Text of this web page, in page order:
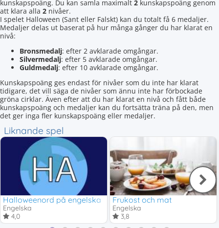
kunskapspoäng. Du kan samla maximalt 2 kunskapspoäng genom
att klara alla 2 nivåer.
I spelet Halloween (Sant eller Falskt) kan du totalt få 6 medaljer.
Medaljer delas ut baserat på hur många gånger du har klarat en
nivå:
Bronsmedalj: efter 2 avklarade omgångar.
Silvermedalj: efter 5 avklarade omgångar.
Guldmedalj: efter 10 avklarade omgångar.
Kunskapspoäng ges endast för nivåer som du inte har klarat
tidigare, det vill säga de nivåer som ännu inte har förbockade
gröna cirklar. Även efter att du har klarat en nivå och fått både
kunskapspoäng och medaljer kan du fortsätta träna på den, men
det ger inga fler kunskapspoäng eller medaljer.
Liknande spel
Halloweenord på engelska
Engelska
4,0
Frukost och mat
Engelska
3,8